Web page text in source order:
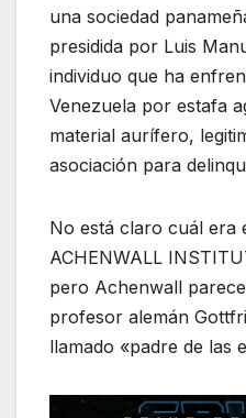
una sociedad
presidida por Luis
individuo que ha
Venezuela por estafa
material aurífero,
asociación para
No está claro cuál era
ACHENWALL
pero Achenwall
profesor alemán
llamado «padre de las